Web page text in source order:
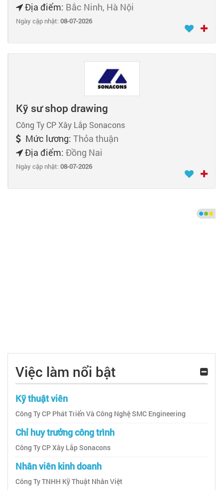
Địa điểm: Bắc Ninh, Hà Nội
Ngày cập nhật:08-07-2026
Kỹ sư shop drawing
Công Ty CP Xây Lắp Sonacons
Mức lương: Thỏa thuận
Địa điểm: Đồng Nai
Ngày cập nhật:08-07-2026
Việc làm nổi bật
Kỹ thuật viên
Công Ty CP Phát Triển Và Công Nghệ SMC Engineering
Chỉ huy trưởng công trình
Công Ty CP Xây Lắp Sonacons
Nhân viên kinh doanh
Công Ty TNHH Kỹ Thuật Nhân Việt